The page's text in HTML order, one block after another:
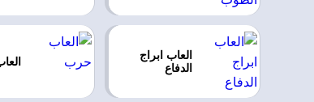
العاب ابراج
الدفاع